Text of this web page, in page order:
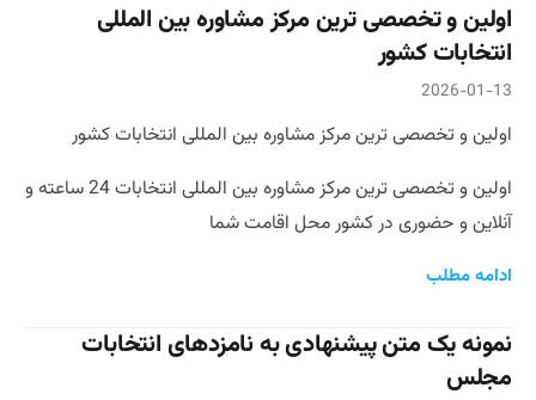
اولین و تخصصی ترین مرکز مشاوره بین المللی
انتخابات کشور
2026-01-13
اولین و تخصصی ترین مرکز مشاوره بین المللی انتخابات کشور
اولین و تخصصی ترین مرکز مشاوره بین المللی انتخابات 24 ساعته و
آنلاین و حضوری در کشور محل اقامت شما
ادامه مطلب
نمونه یک متن‌ پیشنهادی به نامزدهای انتخابات
مجلس